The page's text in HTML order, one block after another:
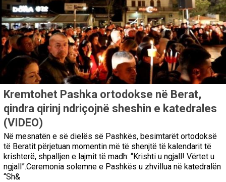
Kremtohet Pashka ortodokse në Berat,
qindra qirinj ndriçojnë sheshin e katedrales
(VIDEO)
Në mesnatën e së dielës së Pashkës, besimtarët ortodoksë
të Beratit përjetuan momentin më të shenjtë të kalendarit të
krishterë, shpalljen e lajmit të madh: “Krishti u ngjall! Vërtet u
ngjall”.Ceremonia solemne e Pashkës u zhvillua në katedralën
“Sh&